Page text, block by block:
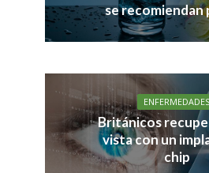
se recomiendan
ENFERMEDADES
Británicos
vista con un
chip